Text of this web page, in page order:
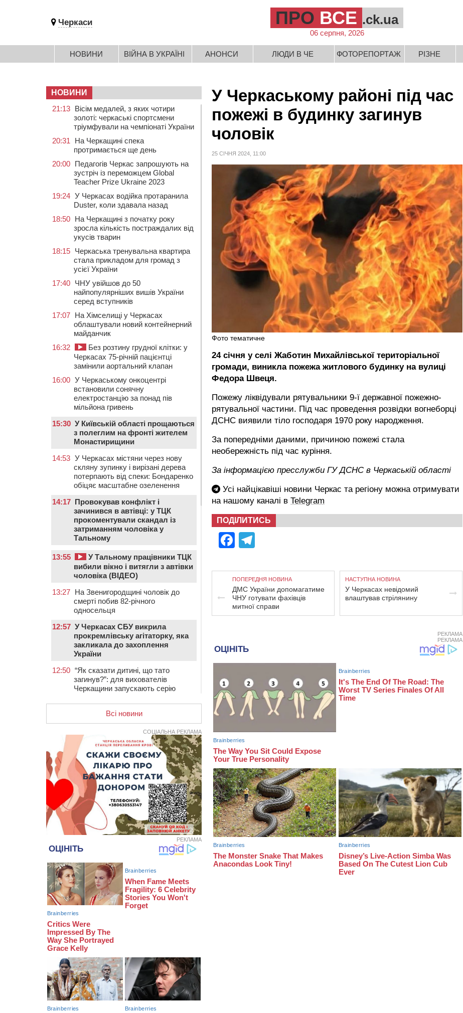
Черкаси ПРО ВСЕ .ck.ua
06 серпня, 2026
НОВИНИ ВІЙНА В УКРАЇНІ АНОНСИ ЛЮДИ В ЧЕ ФОТОРЕПОРТАЖ РІЗНЕ
У Черкаському районі під час
пожежі в будинку загинув
чоловік
25 СІЧНЯ 2024, 11:00
Фото тематичне
24 січня у селі Жаботин Михайлівської територіальної
громади, виникла пожежа житлового будинку на вулиці
Федора Швеця.
Пожежу ліквідували рятувальники 9-ї державної пожежно-
рятувальної частини. Під час проведення розвідки вогнеборці
ДСНС виявили тіло господаря 1970 року народження.
За попередніми даними, причиною пожежі стала
необережність під час куріння.
За інформацією пресслужби ГУ ДСНС в Черкаській області
Усі найцікавіші новини Черкас та регіону можна отримувати
на нашому каналі в Telegram
ПОДІЛИТИСЬ
Facebook
ПОПЕРЕДНЯ НОВИНА
ДМС України допомагатиме
ЧНУ готувати фахівців
митної справи
НАСТУПНА НОВИНА
У Черкасах невідомий
влаштував стрілянину
РЕКЛАМА
РЕКЛАМА
НОВИНИ
21:13 Вісім медалей, з яких чотири
золоті: черкаські спортсмени
тріумфували на чемпіонаті України
20:31
На Черкащині спека
протримається ще день
20:00 Педагогів Черкас запрошують на
зустріч із переможцем Global
Teacher Prize Ukraine 2023
19:24 У Черкасах водійка протаранила
Duster, коли здавала назад
18:50 На Черкащині з початку року
зросла кількість постраждалих від
укусів тварин
18:15 Черкаська тренувальна квартира
стала прикладом для громад з
усієї України
17:40 ЧНУ увійшов до 50
найпопулярніших вишів України
серед вступників
17:07 На Хімселищі у Черкасах
облаштували новий контейнерний
майданчик
16:32
Без розтину грудної клітки: у
Черкасах 75-річній пацієнтці
замінили аортальний клапан
16:00 У Черкаському онкоцентрі
встановили сонячну
електростанцію за понад пів
мільйона гривень
15:30 У Київській області прощаються
з полеглим на фронті жителем
Монастирищини
14:53 У Черкасах містяни через нову
скляну зупинку і вирізані дерева
потерпають від спеки: Бондаренко
обіцяє масштабне озеленення
14:17 Провокував конфлікт і
зачинився в автівці: у ТЦК
прокоментували скандал із
затриманням чоловіка у
Тальному
13:55
У Тальному працівники ТЦК
вибили вікно і витягли з автівки
чоловіка (ВІДЕО)
13:27 На Звенигородщині чоловік до
смерті побив 82-річного
односельця
12:57 У Черкасах СБУ викрила
прокремлівську агітаторку, яка
закликала до захоплення
України
12:50 “Як сказати дитині, що тато
загинув?”: для вихователів
Черкащини запускають серію
На Золотоніщині вже десяту
добу гасять пожежу торфу
11:35
Від 80 гривень за кілограм: в
Україні прогнозують стрибок цін на
гречку
10:56
Захисника зі Звенигородщини,
який обороняв Авдіївку,
нагородили “Комбатантським
хрестом”
10:10
На Черкащині п’яний мотоцикліст
зіткнувся з мопедом: двоє людей у
лікарні
09:42 Ветерани МСК “Дніпро” вибороли
бронзу чемпіонату України
08:57 На Уманщині підрядника
зобов’язали сплатити понад 670
тис грн штрафу за незаконні зміни
до договору
Обрано претендента на посаду
директора Мокрокалигірського
психоневрологічного інтернату
07:23 Уманські міграційники видворили з
країни грузина, який відсидів
термін у колонії
Всі новини
СОЦІАЛЬНА РЕКЛАМА
РЕКЛАМА